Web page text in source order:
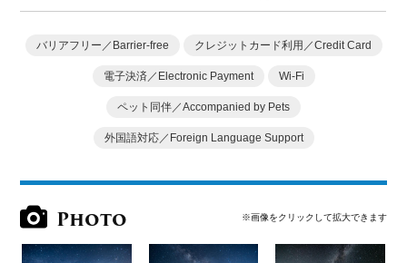
バリアフリー／Barrier-free クレジットカード利用／Credit Card
電子決済／Electronic Payment Wi-Fi
ペット同伴／Accompanied by Pets
外国語対応／Foreign Language Support
Photo ※画像をクリックして拡大できます